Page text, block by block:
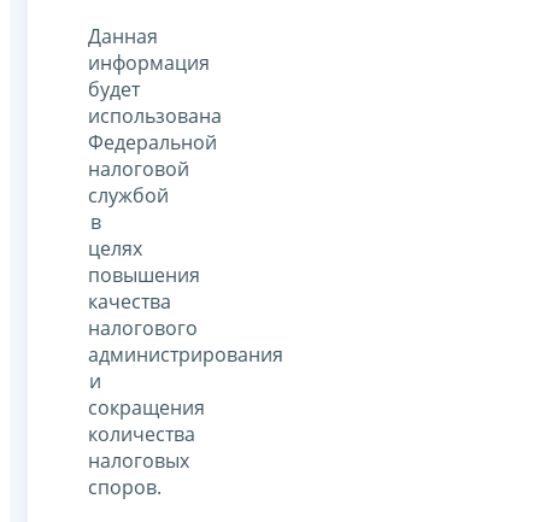
Данная
информация
будет
использована
Федеральной
налоговой
службой
в
целях
повышения
качества
налогового
администрирования
и
сокращения
количества
налоговых
споров.